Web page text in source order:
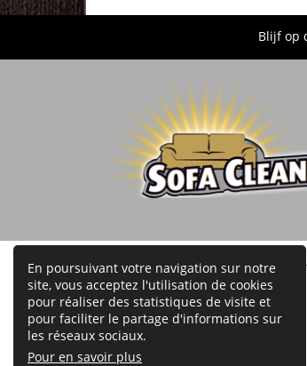
Blijf op
Ons
En poursuivant votre navigation sur notre
site, vous acceptez l'utilisation de cookies
pour réaliser des statistiques de visite et
pour faciliter le partage d'informations sur
les réseaux sociaux.
Pour en savoir plus